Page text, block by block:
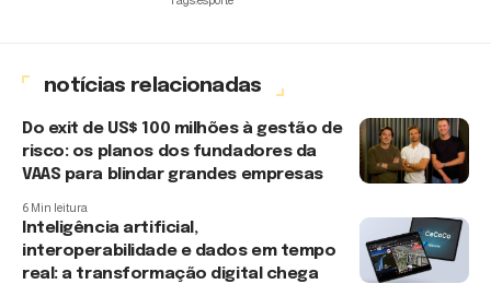
notícias relacionadas
Do exit de US$ 100 milhões à gestão de
risco: os planos dos fundadores da
VAAS para blindar grandes empresas
6 Min leitura
Inteligência artificial,
interoperabilidade e dados em tempo
real: a transformação digital chega